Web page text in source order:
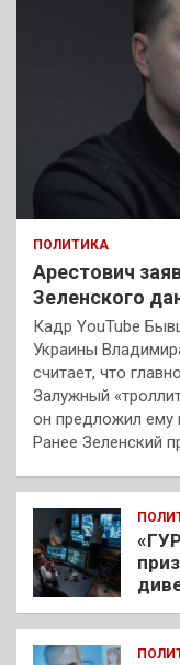
ПОЛИТИКА
Арестович
Зеленского
Кадр YouTube
Украины
считает, что
Залужный
он предложил ему
Ранее Зеленский